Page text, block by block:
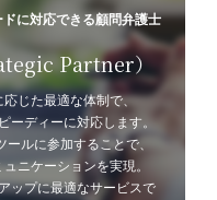
に対応できる顧問弁護士
Partner）
じた最適な体制で、
ーディーに対応します。
ルに参加することで、
ニケーションを実現。
ップに最適なサービスで